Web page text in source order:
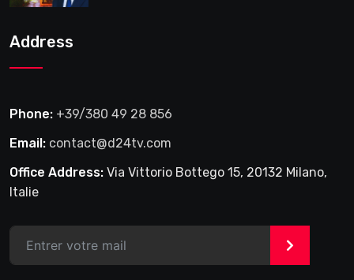
Address
Phone: +39/380 49 28 856
Email: contact@d24tv.com
Office Address: Via Vittorio Bottego 15, 20132 Milano,
Italie
>